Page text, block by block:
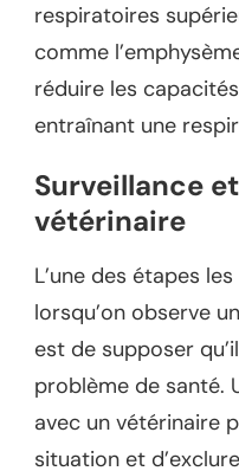
respiratoires
comme
réduire les
entraînant une
Surveillance
vétérinaire
L’une des étapes
lorsqu’on observe
est de supposer
problème de santé.
avec un vétérinaire
situation et